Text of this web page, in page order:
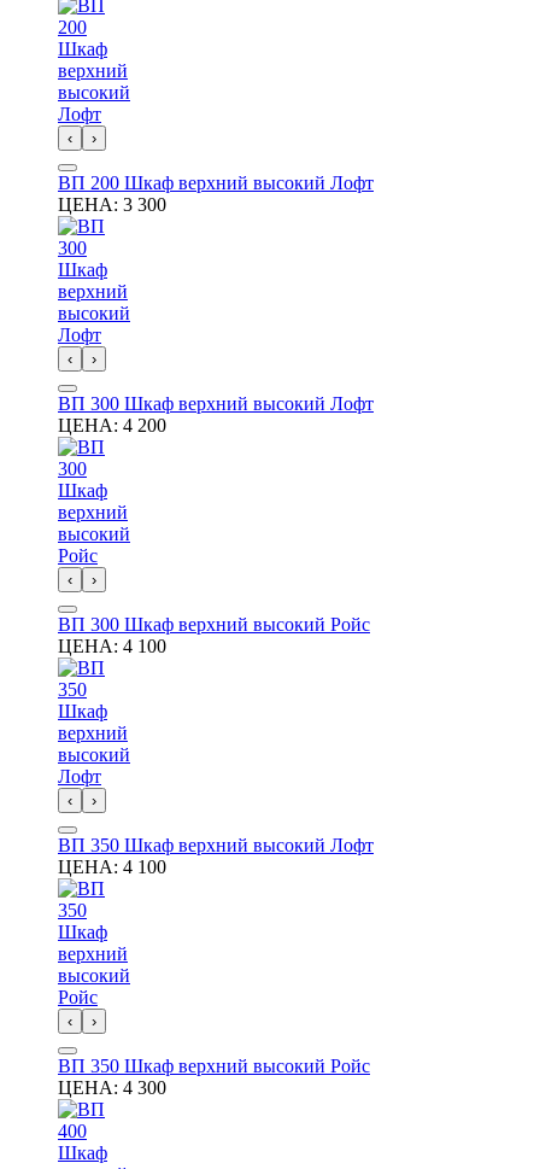
‹ ›
ВП 200 Шкаф верхний высокий Лофт
ЦЕНА: 3 300
‹ ›
ВП 300 Шкаф верхний высокий Лофт
ЦЕНА: 4 200
‹ ›
ВП 300 Шкаф верхний высокий Ройс
ЦЕНА: 4 100
‹ ›
ВП 350 Шкаф верхний высокий Лофт
ЦЕНА: 4 100
‹ ›
ВП 350 Шкаф верхний высокий Ройс
ЦЕНА: 4 300